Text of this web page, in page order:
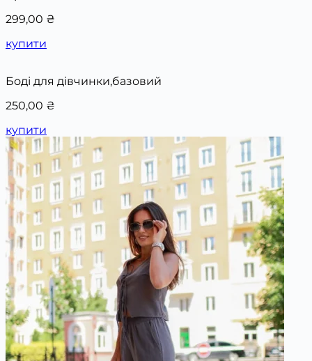
299,00 ₴
купити
Боді для дівчинки,базовий
250,00 ₴
купити